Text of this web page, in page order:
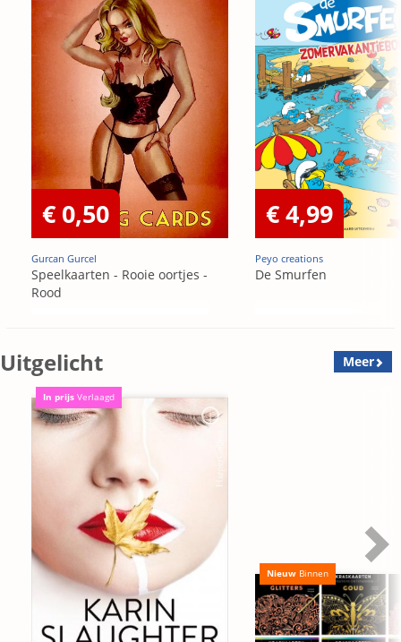
€ 0,50
Gurcan Gurcel
Speelkaarten - Rooie oortjes -
Rood
€ 4,99
Peyo creations
De Smurfen
Uitgelicht Meer
In prijs Verlaagd
Nieuw Binnen